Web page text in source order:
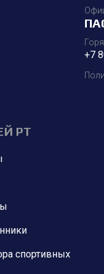
+7
РТ
спортивных